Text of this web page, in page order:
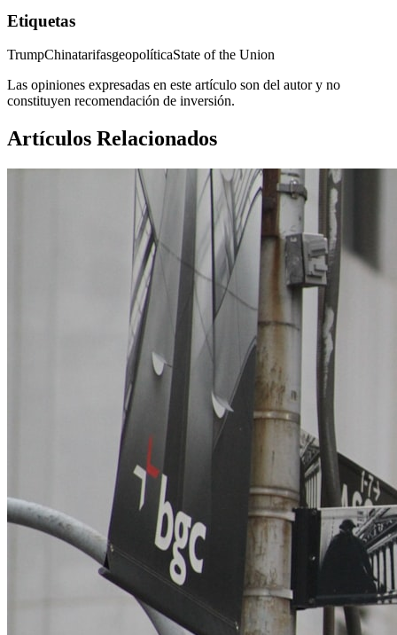
Etiquetas
TrumpChinatarifasgeopolíticaState of the Union
Las opiniones expresadas en este artículo son del autor y no
constituyen recomendación de inversión.
Artículos Relacionados